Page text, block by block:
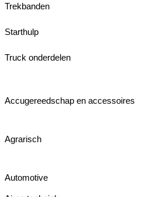
Trekbanden
Starthulp
Truck onderdelen
Accugereedschap en accessoires
Agrarisch
Automotive